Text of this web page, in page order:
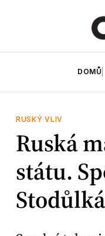
DOMŮ
RUSKÝ VLIV
Ruská
státu.